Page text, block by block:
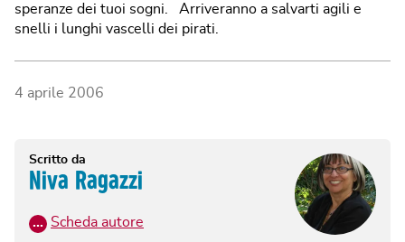
speranze dei tuoi sogni. Arriveranno a salvarti agili e
snelli i lunghi vascelli dei pirati.
4 aprile 2006
Scritto da
Niva Ragazzi
… Scheda autore